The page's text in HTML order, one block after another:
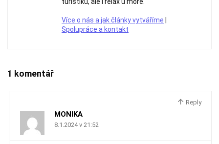
Více o nás a jak články vytváříme
Spolupráce a kontakt
1 komentář
Reply
MONIKA
8.1.2024 v 21:52